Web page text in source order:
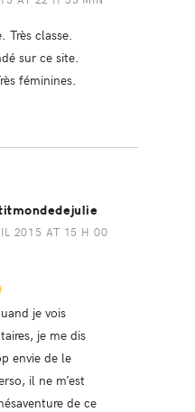
classe.
sur ce site.
féminines.
2015 AT 15 H 00
je vois
je me dis
envie de le
il ne m’est
de ce